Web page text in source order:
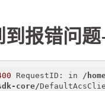
到报错问
RequestID: in /
core/